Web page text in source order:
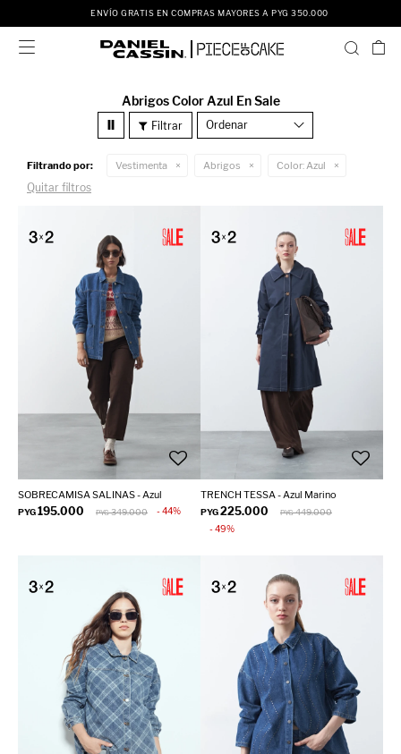
ENVÍO GRATIS EN COMPRAS MAYORES A PYG 350.000

Abrigos Color Azul En Sale
Recomendados
Filtrando por: Vestimenta Abrigos Color:Azul
Quitar filtros
SOBRECAMISA SALINAS - Azul
PYG195.000 PYG 349.000 44
TRENCH TESSA - Azul Marino
PYG225.000 PYG 449.000
49